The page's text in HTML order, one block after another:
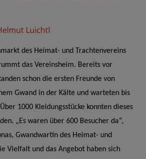
Luichtl
des Heimat- und Trachtenvereins
das Vereinsheim. Bereits vor
schon die ersten Freunde von
Gwand in der Kälte und warteten bis
1000 Kleidungsstücke konnten dieses
„Es waren über 600 Besucher da“,
Gwandwartin des Heimat- und
Vielfalt und das Angebot haben sich